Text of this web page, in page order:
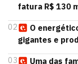
fatura R$ 130
02
O
gigantes e
03 Uma das